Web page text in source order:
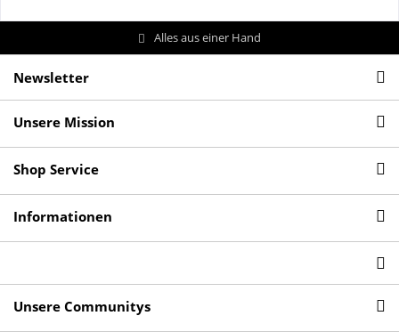
Alles aus einer Hand
Newsletter
Unsere Mission
Shop Service
Informationen
Unsere Communitys